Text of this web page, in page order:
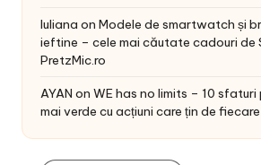
Iuliana on Modele de smartwatch și
ieftine – cele mai căutate cadouri de
PretzMic.ro
AYAN on WE has no limits – 10
mai verde cu acțiuni care țin de